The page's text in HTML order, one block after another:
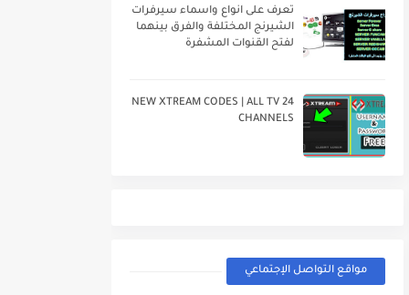
تعرف على انواع واسماء سيرفرات
الشيرنج المختلفة والفرق بينهما
لفتح القنوات المشفرة
24 NEW XTREAM CODES | ALL TV
CHANNELS
مواقع التواصل الإجتماعي